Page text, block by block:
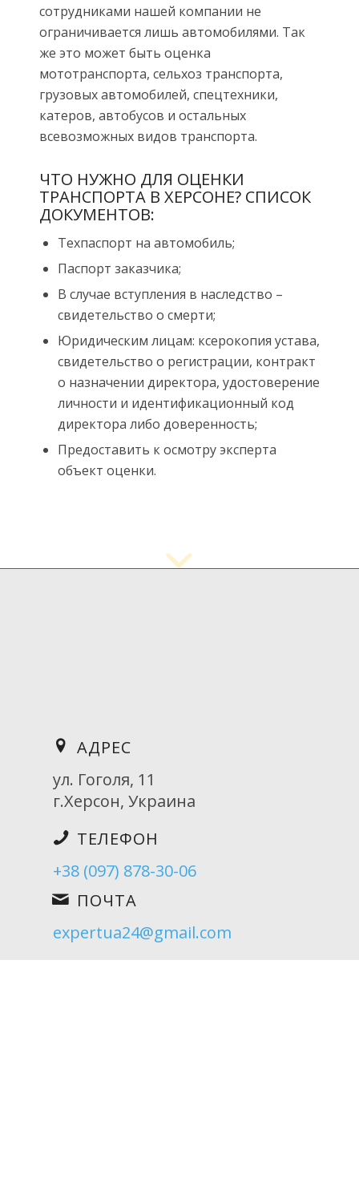
сотрудниками нашей компании не
ограничивается лишь автомобилями. Так
же это может быть оценка
мототранспорта, сельхоз транспорта,
грузовых автомобилей, спецтехники,
катеров, автобусов и остальных
всевозможных видов транспорта.
ЧТО НУЖНО ДЛЯ ОЦЕНКИ
ТРАНСПОРТА В ХЕРСОНЕ? СПИСОК
ДОКУМЕНТОВ:
Техпаспорт на автомобиль;
Паспорт заказчика;
В случае вступления в наследство –
свидетельство о смерти;
Юридическим лицам: ксерокопия устава,
свидетельство о регистрации, контракт
о назначении директора, удостоверение
личности и идентификационный код
директора либо доверенность;
Предоставить к осмотру эксперта
объект оценки.
АДРЕС
ул. Гоголя, 11
г.Херсон, Украина
ТЕЛЕФОН
+38 (097) 878-30-06
ПОЧТА
expertua24@gmail.com